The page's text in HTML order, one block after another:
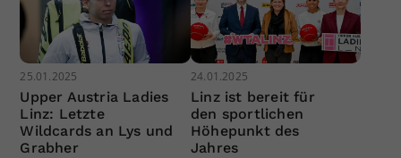
25.01.2025
Upper Austria Ladies
Linz: Letzte
Wildcards an Lys und
Grabher
24.01.2025
Linz ist bereit für
den sportlichen
Höhepunkt des
Jahres